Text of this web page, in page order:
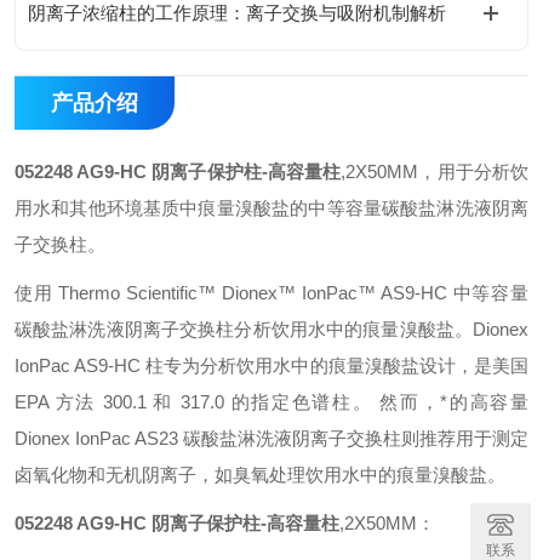
阴离子浓缩柱的工作原理：离子交换与吸附机制解析
产品介绍
052248 AG9-HC 阴离子保护柱-高容量柱,2X50MM，用于分析饮
用水和其他环境基质中痕量溴酸盐的中等容量碳酸盐淋洗液阴离
子交换柱。
使用 Thermo Scientific™ Dionex™ IonPac™ AS9-HC 中等容量
碳酸盐淋洗液阴离子交换柱分析饮用水中的痕量溴酸盐。Dionex
IonPac AS9-HC 柱专为分析饮用水中的痕量溴酸盐设计，是美国
EPA 方法 300.1 和 317.0 的指定色谱柱。 然而，*的高容量
Dionex IonPac AS23 碳酸盐淋洗液阴离子交换柱则推荐用于测定
卤氧化物和无机阴离子，如臭氧处理饮用水中的痕量溴酸盐。
052248 AG9-HC 阴离子保护柱-高容量柱,2X50MM：
联系